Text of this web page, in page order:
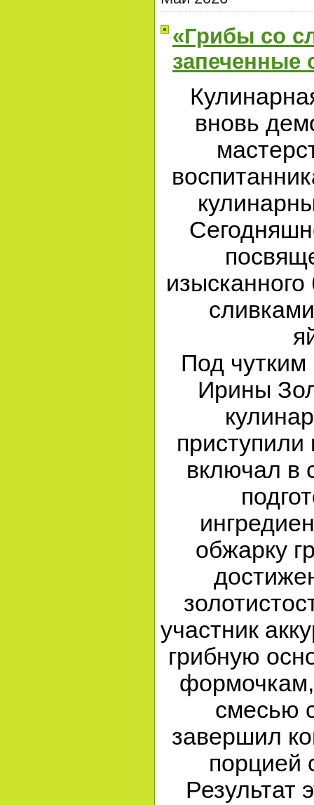
«Грибы со
запеченные
вновь
Под чутким
Ирины
приступили
включал в
обжарку
участник
грибную
смесью
завершил
порцией
Результат